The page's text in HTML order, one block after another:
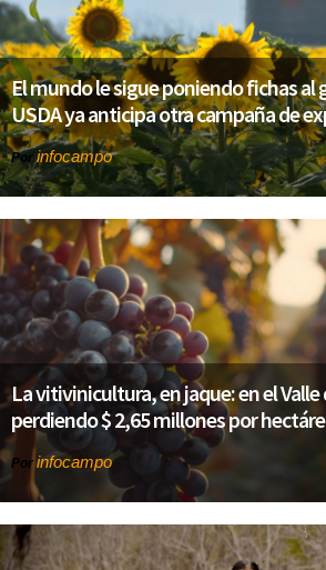
El mundo le sigue poniendo fichas al
USDA ya anticipa otra campaña de
Porinfocampo
La vitivinicultura, en jaque: en el
perdiendo $ 2,65 millones por
Por infocampo